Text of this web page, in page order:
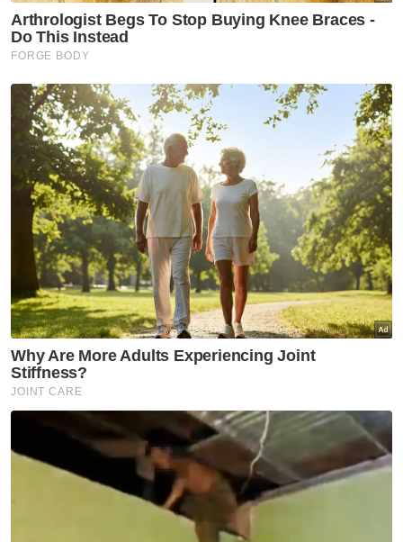
Bagaimanapun, katanya, tindakan pantas
anggota bomba berjaya menghalang
perbuatan itu sebelum semua barangan
peribadi mangsa diserahkan kepada pihak
polis untuk tindakan selanjutnya.
Muat turun aplikasi Sinar Harian.
Klik di sini!
Harap bantu kajian selidik kami dan
dapatkan baucar tunai.
×
Di manakah anda tinggal?
K. Lumpur
N. Sembilan Pahang
P. Pinang Perak
Perlis Putrajaya